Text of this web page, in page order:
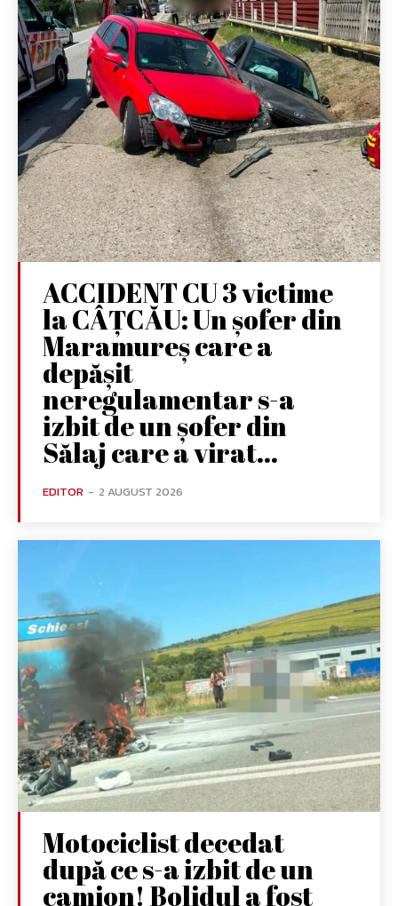
ACCIDENT CU 3 victime
la CÂȚCĂU: Un șofer din
Maramureș care a
depășit
neregulamentar s-a
izbit de un șofer din
Sălaj care a virat...
EDITOR - 2 AUGUST 2026
Motociclist decedat
după ce s-a izbit de un
camion! Bolidul a fost